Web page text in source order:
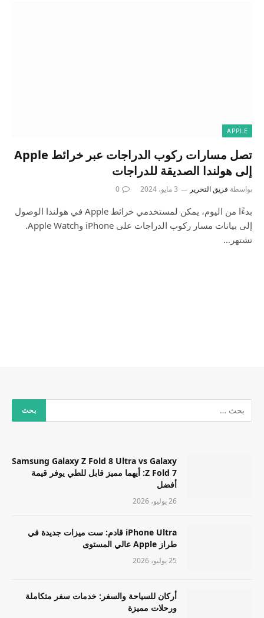
APPLE
تصل مسارات ركوب الدراجات عبر خرائط Apple
إلى هولندا الصديقة للدراجات
بواسطة فريق التحرير 3 مايو، 2024 0
بدءًا من اليوم، يمكن لمستخدمي خرائط Apple في هولندا الوصول
إلى بيانات مسار ركوب الدراجات على iPhone وApple Watch.
تشتهر…
Samsung Galaxy Z Fold 8 Ultra vs Galaxy
Z Fold 7: أيهما مميز قابل للطي يوفر قيمة
أفضل
26 يوليو، 2026
iPhone Ultra قادم: ست ميزات جديدة في
طراز Apple عالي المستوى
25 يوليو، 2026
أركان للسياحة والسفر: خدمات سفر متكاملة
ورحلات مميزة